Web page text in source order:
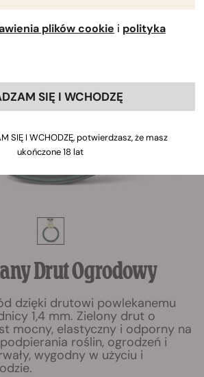
Drut Ogrodowy
dzięki drutowi powlekanemu
1,4 mm. Zielony drut o
mocny, elastyczny i odporny na
roślin, ogrodzeń i
wygodny w użyciu i
plików cookie i polityka
SIĘ I WCHODZĘ
SIĘ I WCHODZĘ, potwierdzasz, że masz
ukończone 18 lat